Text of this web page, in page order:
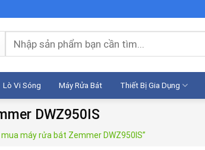
Tìm
kiếm:
Lò Vi Sóng Máy Rửa Bát Thiết Bị Gia Dụng
DWZ950IS
máy rửa bát Zemmer DWZ950IS”